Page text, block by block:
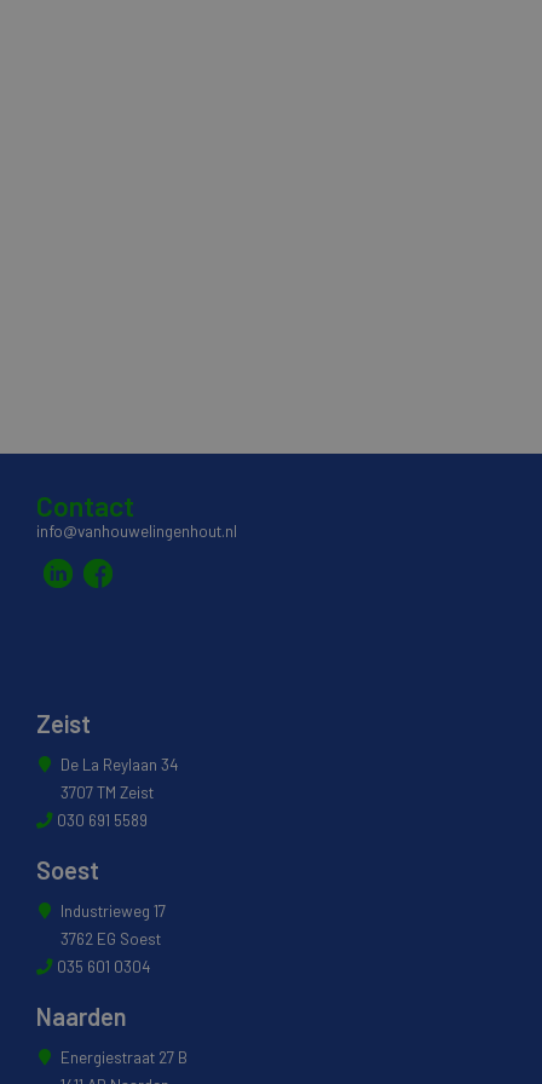
Contact
info@vanhouwelingenhout.nl
Zeist
De La Reylaan 34
3707 TM Zeist
030 691 5589
Soest
Industrieweg 17
3762 EG Soest
035 601 0304
Naarden
Energiestraat 27 B